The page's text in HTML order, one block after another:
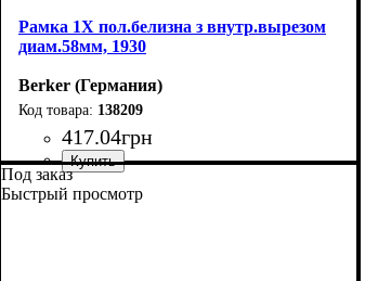
Рамка 1Х пол.белизна з внутр.вырезом
диам.58мм, 1930
Berker (Германия)
138209
417.04грн
Тип электрофурнитуры
Количество мест рамок
Серия: 1930
Цвет: Полярная белизна
Под заказ
Быстрый просмотр